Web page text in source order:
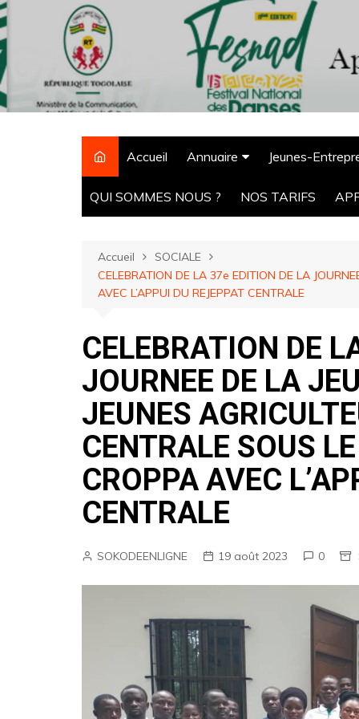
Aller
au
contenu
Accueil Annuaire
CPM Tchaoudjo
ONG
Hôtels
Pharmacie
Banques
CABINET
Micro-finances
Huissier de Justice
Bars&Restaurants
Soin & Beauté
BTP
Boutiques
Groupements
Super-Marché
Radio
Jeunes-
QUI SOMMES NOUS ? NOS TARIFS
Accueil
SOCIALE
CELEBRATION DE LA 37e EDITION DE LA
AVEC L’APPUI DU REJEPPAT CENTRALE
CELEBRATION DE
JOURNEE DE LA
JEUNES
CENTRALE SOUS
CROPPA AVEC
CENTRALE
SOKODEENLIGNE 19 août 2023 0